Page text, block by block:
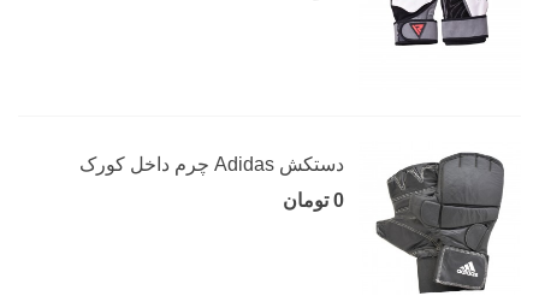
دستکش Adidas چرم داخل کورک
0 تومان